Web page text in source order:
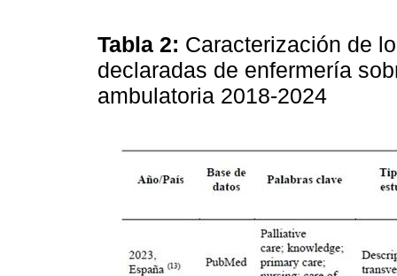
Tabla 2: Caracterización de
declaradas de enfermería
ambulatoria 2018-2024